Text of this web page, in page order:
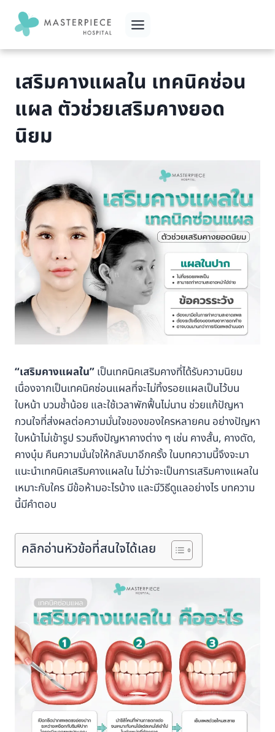
content
เสริมคางแผลใน เทคนิคซ่อน
แผล ตัวช่วยเสริมคางยอด
นิยม
“เสริมคางแผลใน”เป็นเทคนิคเสริมคางที่ได้รับความนิยม
เนื่องจากเป็นเทคนิคซ่อนแผลที่จะไม่ทิ้งรอยแผลเป็นไว้บน
ใบหน้า บวมช้ำน้อย และใช้เวลาพักฟื้นไม่นาน ช่วยแก้ปัญหา
กวนใจที่ส่งผลต่อความมั่นใจของของใครหลายคน อย่างปัญหา
ใบหน้าไม่เข้ารูป รวมถึงปัญหาคางต่าง ๆ เช่น คางสั้น, คางตัด,
คางบุ๋ม คืนความมั่นใจให้กลับมาอีกครั้ง ในบทความนี้จึงจะมา
แนะนำเทคนิคเสริมคางแผลใน ไม่ว่าจะเป็นการเสริมคางแผลใน
เหมาะกับใคร มีข้อห้ามอะไรบ้าง และมีวิธีดูแลอย่างไร บทความ
นี้มีคำตอบ
คลิกอ่านหัวข้อที่สนใจได้เลย